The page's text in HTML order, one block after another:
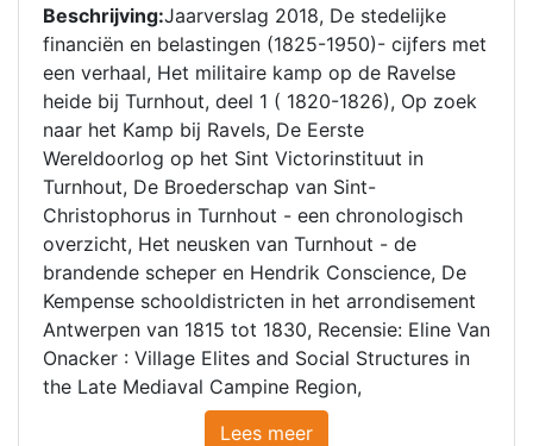
Beschrijving:Jaarverslag 2018, De stedelijke
financiën en belastingen (1825-1950)- cijfers met
een verhaal, Het militaire kamp op de Ravelse
heide bij Turnhout, deel 1 ( 1820-1826), Op zoek
naar het Kamp bij Ravels, De Eerste
Wereldoorlog op het Sint Victorinstituut in
Turnhout, De Broederschap van Sint-
Christophorus in Turnhout - een chronologisch
overzicht, Het neusken van Turnhout - de
brandende scheper en Hendrik Conscience, De
Kempense schooldistricten in het arrondisement
Antwerpen van 1815 tot 1830, Recensie: Eline Van
Onacker : Village Elites and Social Structures in
the Late Mediaval Campine Region,
Lees meer